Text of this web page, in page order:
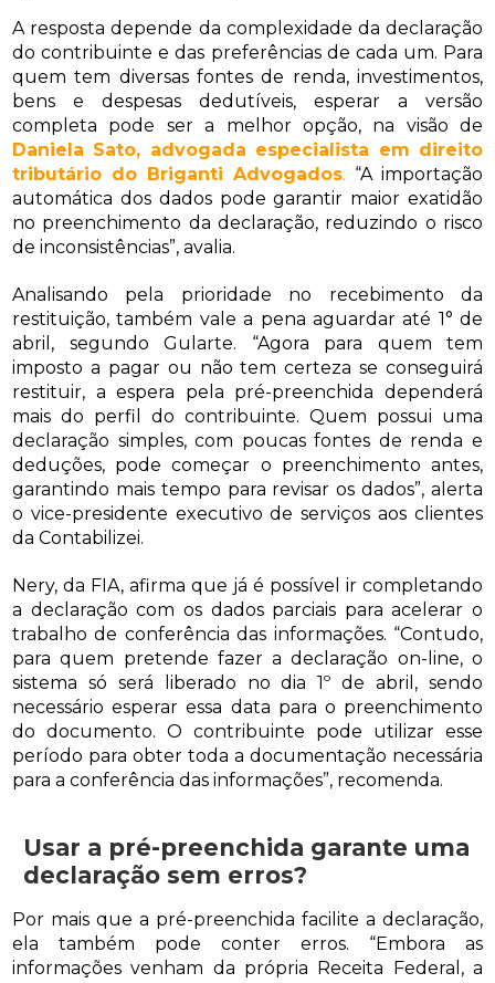
A resposta depende da complexidade da declaração
do contribuinte e das preferências de cada um. Para
quem tem diversas fontes de renda, investimentos,
bens e despesas dedutíveis, esperar a versão
completa pode ser a melhor opção, na visão de
Daniela Sato, advogada especialista em direito
tributário do Briganti Advogados. “A importação
automática dos dados pode garantir maior exatidão
no preenchimento da declaração, reduzindo o risco
de inconsistências”, avalia.
Analisando pela prioridade no recebimento da
restituição, também vale a pena aguardar até 1° de
abril, segundo Gularte. “Agora para quem tem
imposto a pagar ou não tem certeza se conseguirá
restituir, a espera pela pré-preenchida dependerá
mais do perfil do contribuinte. Quem possui uma
declaração simples, com poucas fontes de renda e
deduções, pode começar o preenchimento antes,
garantindo mais tempo para revisar os dados”, alerta
o vice-presidente executivo de serviços aos clientes
da Contabilizei.
Nery, da FIA, afirma que já é possível ir completando
a declaração com os dados parciais para acelerar o
trabalho de conferência das informações. “Contudo,
para quem pretende fazer a declaração on-line, o
sistema só será liberado no dia 1º de abril, sendo
necessário esperar essa data para o preenchimento
do documento. O contribuinte pode utilizar esse
período para obter toda a documentação necessária
para a conferência das informações”, recomenda.
Usar a pré-preenchida garante uma
declaração sem erros?
Por mais que a pré-preenchida facilite a declaração,
ela também pode conter erros. “Embora as
informações venham da própria Receita Federal, a